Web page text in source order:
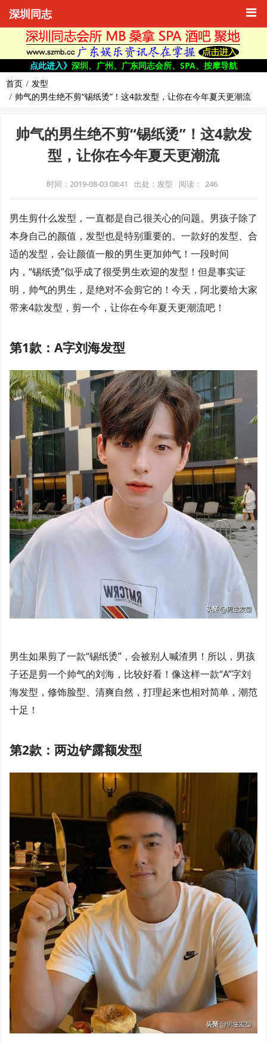
深圳同志
点此进入》 深圳、广州、广东同志会所、SPA、按摩导航
首页
发型
帅气的男生绝不剪“锡纸烫”！这4款发型，让你在今年夏天更潮流
帅气的男生绝不剪“锡纸烫”！这4款发
型，让你在今年夏天更潮流
时间：2019-08-03 08:41 出处：发型 阅读： 246
男生剪什么发型，一直都是自己很关心的问题。男孩子除了
本身自己的颜值，发型也是特别重要的。一款好的发型、合
适的发型，会让颜值一般的男生更加帅气！一段时间
内，“锡纸烫”似乎成了很受男生欢迎的发型！但是事实证
明，帅气的男生，是绝对不会剪它的！今天，阿北要给大家
带来4款发型，剪一个，让你在今年夏天更潮流吧！
第1款：A字刘海发型
男生如果剪了一款“锡纸烫”，会被别人喊渣男！所以，男孩
子还是剪一个帅气的刘海，比较好看！像这样一款“A”字刘
海发型，修饰脸型、清爽自然，打理起来也相对简单，潮范
十足！
第2款：两边铲露额发型